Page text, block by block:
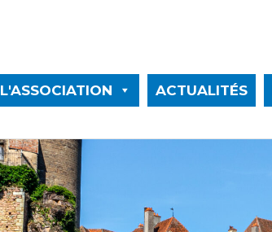
L'ASSOCIATION ACTUALITÉS